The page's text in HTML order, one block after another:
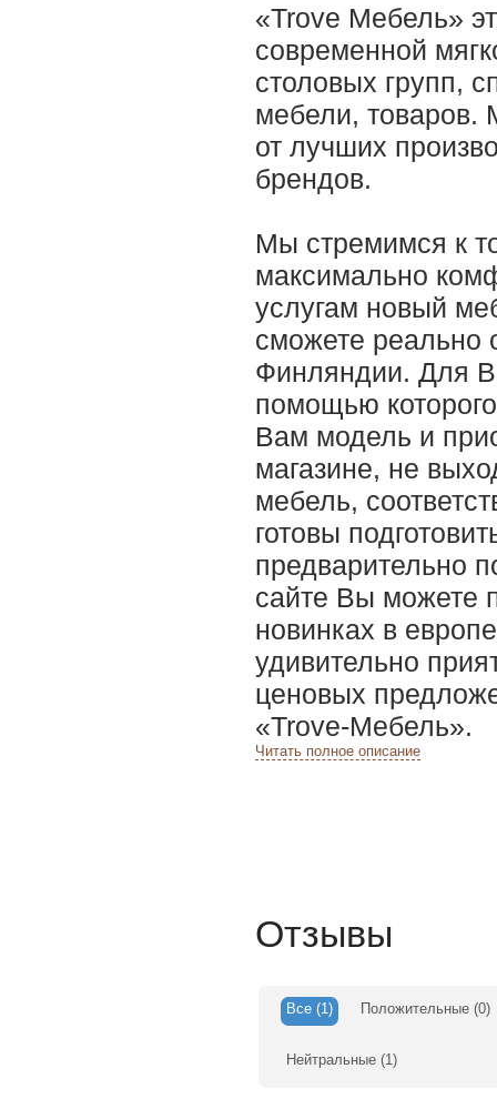
«Trove Мебель»
современной
столовых групп,
мебели, товаров.
от лучших
брендов.
Мы стремимся к
максимально
услугам новый
сможете реально
Финляндии. Для
помощью
Вам модель и
магазине, не
мебель,
готовы
предварительно
сайте Вы можете
новинках в
удивительно
ценовых
«Trove-Мебель».
Читать полное описание
Отзывы
Все (1) Положительные(0)
Нейтральные(1)